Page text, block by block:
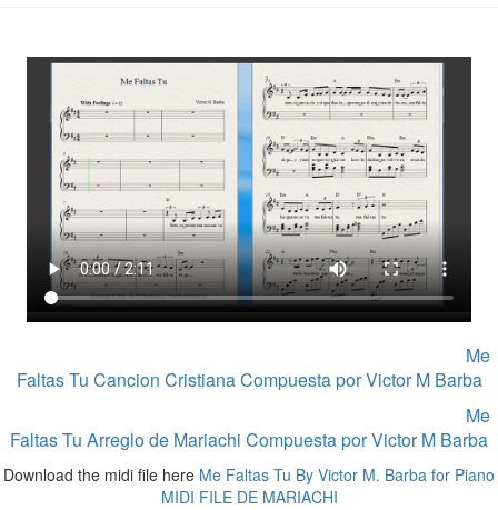
Me
Faltas Tu Cancion Cristiana Compuesta por Victor M Barba
Me
Faltas Tu Arreglo de Mariachi Compuesta por Victor M Barba
Download the midi file here Me Faltas Tu By Victor M. Barba for Piano
MIDI FILE DE MARIACHI